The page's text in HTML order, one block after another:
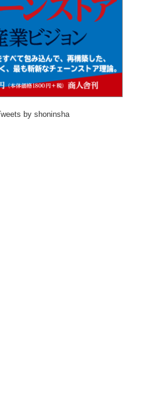
Tweets by shoninsha